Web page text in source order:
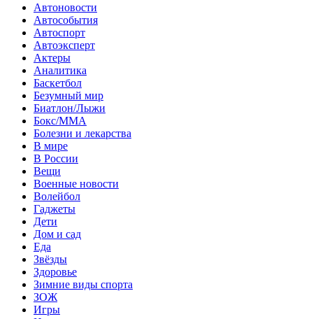
Автоновости
Автособытия
Автоспорт
Автоэксперт
Актеры
Аналитика
Баскетбол
Безумный мир
Биатлон/Лыжи
Бокс/MMA
Болезни и лекарства
В мире
В России
Вещи
Военные новости
Волейбол
Гаджеты
Дети
Дом и сад
Еда
Звёзды
Здоровье
Зимние виды спорта
ЗОЖ
Игры